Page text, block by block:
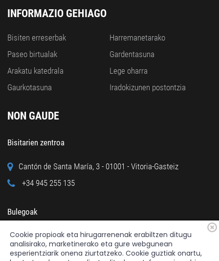
INFORMAZIO GEHIAGO
Bisiten erreserbak
Paseo birtualak
Arakatu katedrala
Gaurkotasuna
Harremanetarako
Gardentasuna
Lege oharra
Iradokizunen postontzia
NON GAUDE
Bisitarien zentroa
Cantón de Santa María, 3 - 01001 - Vitoria-Gasteiz
+34 945 255 135
Bulegoak
Calle Cuchillería, 95 - 01001 - Vitoria-Gasteiz
+34 945 122 160
Cookie propioak eta hirugarrenenak erabiltzen ditugu
analisirako, marketinerako eta gure webgunean
esperientziarik onena ziurtatzeko. Cookie guztiak onartu,